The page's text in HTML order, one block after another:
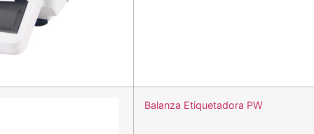
Balanza Etiquetadora PW